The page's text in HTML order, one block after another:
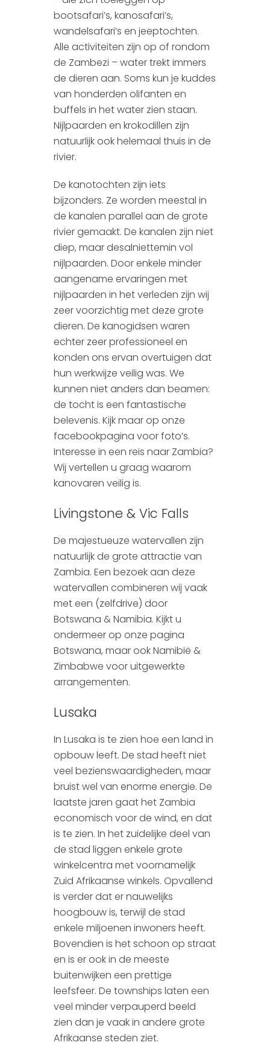
bootsafari’s, kanosafari’s,
wandelsafari’s en jeeptochten.
Alle activiteiten zijn op of rondom
de Zambezi – water trekt immers
de dieren aan. Soms kun je kuddes
van honderden olifanten en
buffels in het water zien staan.
Nijlpaarden en krokodillen zijn
natuurlijk ook helemaal thuis in de
rivier.
De kanotochten zijn iets
bijzonders. Ze worden meestal in
de kanalen parallel aan de grote
rivier gemaakt. De kanalen zijn niet
diep, maar desalniettemin vol
nijlpaarden. Door enkele minder
aangename ervaringen met
nijlpaarden in het verleden zijn wij
zeer voorzichtig met deze grote
dieren. De kanogidsen waren
echter zeer professioneel en
konden ons ervan overtuigen dat
hun werkwijze veilig was. We
kunnen niet anders dan beamen:
de tocht is een fantastische
belevenis. Kijk maar op onze
facebookpagina voor foto’s.
Interesse in een reis naar Zambia?
Wij vertellen u graag waarom
kanovaren veilig is.
Livingstone & Vic Falls
De majestueuze watervallen zijn
natuurlijk de grote attractie van
Zambia. Een bezoek aan deze
watervallen combineren wij vaak
met een (zelfdrive) door
Botswana & Namibia. Kijkt u
ondermeer op onze pagina
Botswana, maar ook Namibië &
Zimbabwe voor uitgewerkte
arrangementen.
Lusaka
In Lusaka is te zien hoe een land in
opbouw leeft. De stad heeft niet
veel bezienswaardigheden, maar
bruist wel van enorme energie. De
laatste jaren gaat het Zambia
economisch voor de wind, en dat
is te zien. In het zuidelijke deel van
de stad liggen enkele grote
winkelcentra met voornamelijk
Zuid Afrikaanse winkels. Opvallend
is verder dat er nauwelijks
hoogbouw is, terwijl de stad
enkele miljoenen inwoners heeft.
Bovendien is het schoon op straat
en is er ook in de meeste
buitenwijken een prettige
leefsfeer. De townships laten een
veel minder verpauperd beeld
zien dan je vaak in andere grote
Afrikaanse steden ziet.